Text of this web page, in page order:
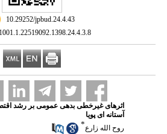
‎ 10.29252/jpbud.24.4.43
اثرهای غیرخطی بد‌هی عمومی بر رشد‌
آستانه‌ ای پویا
روح الله زارع*